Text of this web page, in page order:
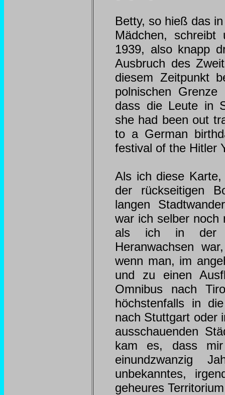
Betty, so hieß das
Mädchen,
1939, also knapp
Ausbruch des
diesem Zeitpunkt
polnischen
dass die Leute in
she had been out
to a German
festival of the Hitler
Als ich diese
der rückseitigen
langen
war ich selber noch
als ich in der
Heranwachsen
wenn man, im
und zu einen
Omnibus nach
höchstenfalls in
nach Stuttgart oder
ausschauenden
kam es, dass
einundzwanzig
unbekanntes,
geheures